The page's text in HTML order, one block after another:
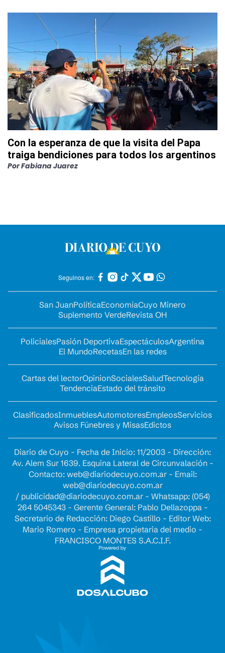
Con la esperanza de que la visita del Papa
traiga bendiciones para todos los argentinos
PorFabiana Juarez
Seguinos en:
San JuanPolíticaEconomíaCuyo Minero
Suplemento VerdeRevista OH
PolicialesPasión DeportivaEspectáculosArgentina
El MundoRecetasEn las redes
Cartas del lectorOpinionSocialesSaludTecnología
TendenciaEstado del tránsito
ClasificadosInmueblesAutomotoresEmpleosServicios
Avisos Fúnebres y MisasEdictos
Diario de Cuyo - Fecha de Inicio: 11/2003 - Dirección:
Av. Alem Sur 1639. Esquina Lateral de Circunvalación -
Contacto: web@diariodecuyo.com.ar- Email:
web@diariodecuyo.com.ar
/ publicidad@diariodecuyo.com.ar- Whatsapp: (054)
264 5045343 - Gerente General: Pablo Dellazoppa -
Secretario de Redacción: Diego Castillo - Editor Web:
Mario Romero - Empresa propietaria del medio -
FRANCISCO MONTES S.A.C.I.F.